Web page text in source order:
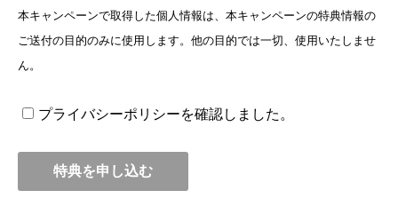
め従業員に周知を徹底いたします。また、取引先
等についても個人情報の取扱いについて法令等を
遵守することを要請するとともに、必要に応じ監
個人情報管理責任者を置き、個人情報の取扱い等
個人情報の収集に際しては、予め収集・利用目的
本キャンペーンで取得した個人情報は、本キャンペーンの特典情報の
ご送付の目的のみに使用します。他の目的では一切、使用いたしませ
ん。
プライバシーポリシーを確認しました。